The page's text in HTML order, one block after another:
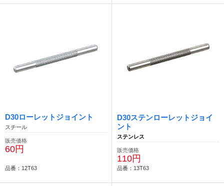
D30ローレットジョイント
スチール
販売価格
60円
品番：12T63
D30ステンローレットジョイ
ント
ステンレス
販売価格
110円
品番：13T63